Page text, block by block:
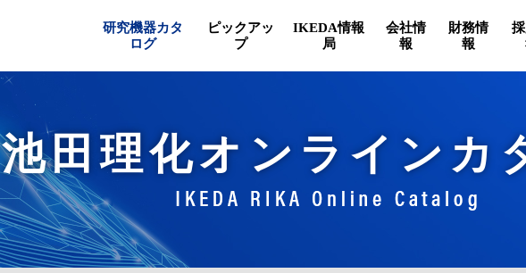
研究機器カタ
ログ
ピックアッ
プ
IKEDA情報
局
会社情
報
財務情
報
池田理化オンラインカ